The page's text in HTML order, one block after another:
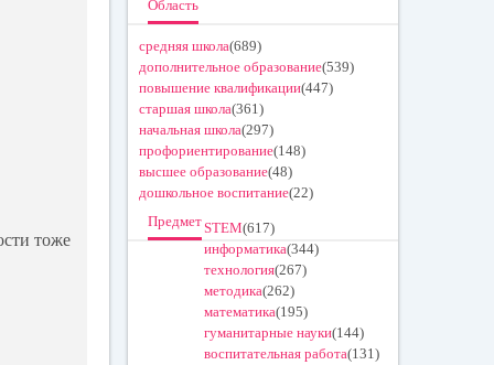
тоже
Область
средняя школа(689)
дополнительное образование(539)
повышение квалификации(447)
старшая школа(361)
начальная школа(297)
профориентирование(148)
высшее образование(48)
дошкольное воспитание(22)
ПредметSTEM(617)
информатика(344)
технология(267)
методика(262)
математика(195)
гуманитарные науки(144)
воспитательная работа(131)